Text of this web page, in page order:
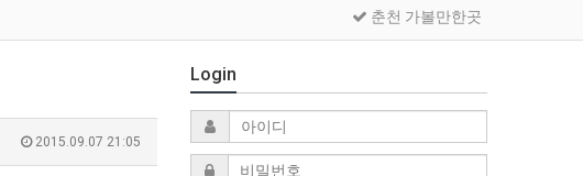
춘천 가볼만한곳
2015.09.07 21:05
Login